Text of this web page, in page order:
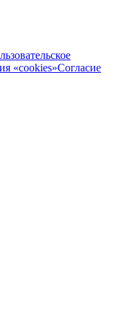
«cookies»Согласие